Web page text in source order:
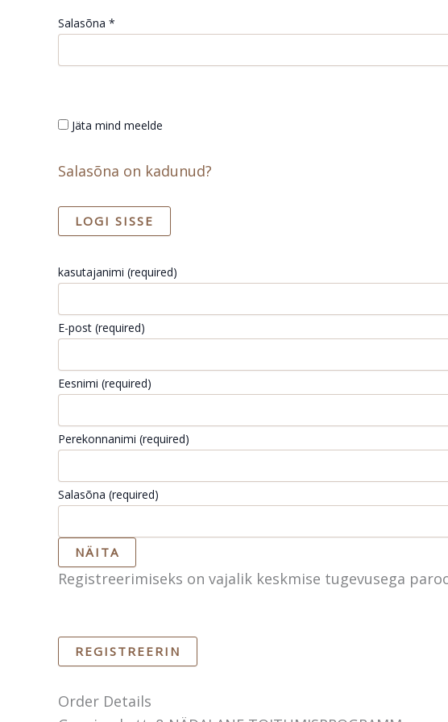
Salasõna *
Jäta mind meelde
Salasõna on kadunud?
kasutajanimi (required)
E-post (required)
Eesnimi (required)
Perekonnanimi (required)
Salasõna (required)
NÄITA
Registreerimiseks on vajalik keskmise tugevusega
Order Details